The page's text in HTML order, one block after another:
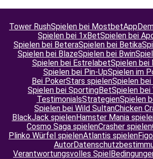
Tower RushSpielen bei MostbetApp
Spielen bei 1xBetSpielen bei
Spielen bei BeteraSpielen bei Betika
Spielen bei BlazeSpielen bei Bwin
Spielen bei EstrelabetSpielen
Spielen bei Pin-UpSpielen im
Bei PokerStars spielenSpielen
Spielen bei SportingBetSpielen bei
TestimonialsStrategienSpielen
Spielen bei Wild SultanChicken
BlackJack spielenHamster Mania
Cosmo Saga spielenCrasher spielen
Plinko Würfel spielenAtlantis spielen
Autor
Verantwortungsvolles Spiel